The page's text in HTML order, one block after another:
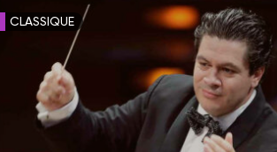
CLASSIQUE